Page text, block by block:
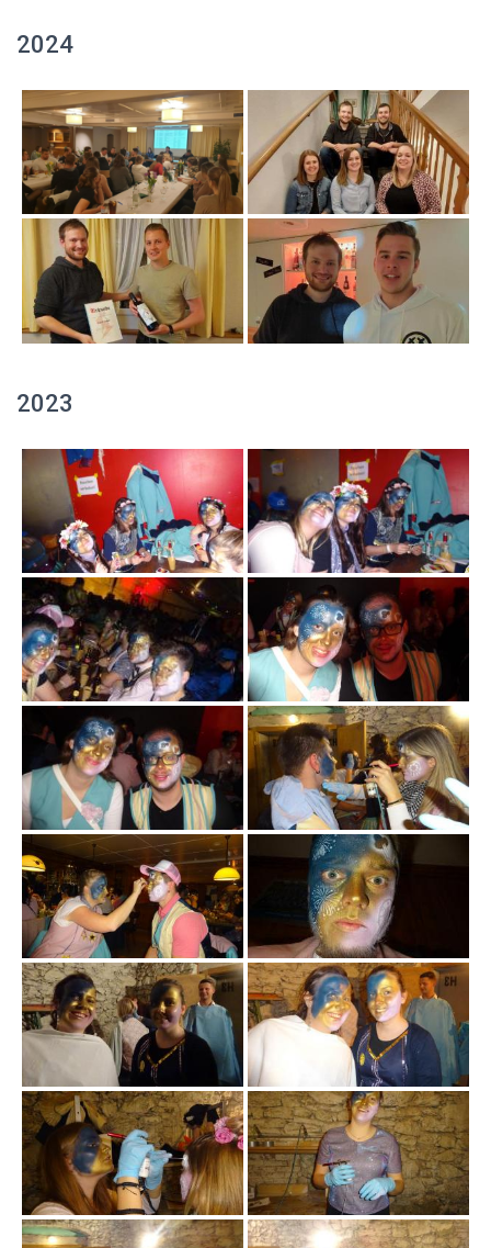
2024
2023